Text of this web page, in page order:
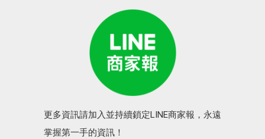
更多資訊請加入並持續鎖定LINE商家報，永遠
掌握第一手的資訊！